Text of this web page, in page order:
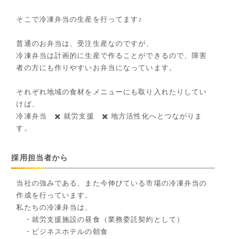
そこで冷凍弁当の生産を行ってます♪
普通のお弁当は、受注生産なのですが、
冷凍弁当は計画的に生産で作ることができるので、障害
者の方にも作りやすいお弁当になっています。
それぞれ地域の食材をメニューにも取り入れたりしてい
けば、
冷凍弁当 ✖️ 就労支援 ✖️ 地方活性化へとつながりま
す。
採用担当者から
当社の強みである、また今伸びている市場の冷凍弁当の
作成を行っています。
私たちの冷凍弁当は、
・就労支援施設の昼食（業務委託契約として）
・ビジネスホテルの朝食